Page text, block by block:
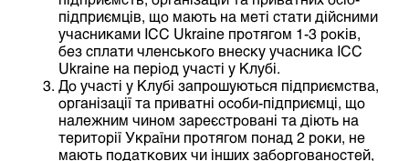
підприємців, що мають на меті стати дійсними
учасниками ICC Ukraine протягом 1-3 років,
без сплати членського внеску учасника ICC
Ukraine на період участі у Клубі.
До участі у Клубі запрошуються підприємства,
організації та приватні особи-підприємці, що
належним чином зареєстровані та діють на
території України протягом понад 2 роки, не
мають податкових чи інших заборгованостей,